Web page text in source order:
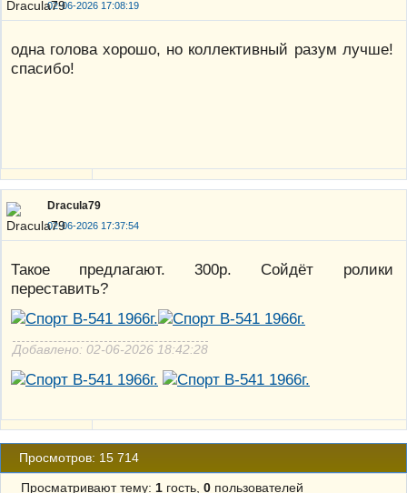
02-06-2026 17:08:19
одна голова хорошо, но коллективный разум лучше!
спасибо!
Dracula79
02-06-2026 17:37:54
Такое предлагают. 300р. Сойдёт ролики
переставить?
Добавлено: 02-06-2026 18:42:28
Просмотров: 15 714
Просматривают тему: 1гость, 0пользователей